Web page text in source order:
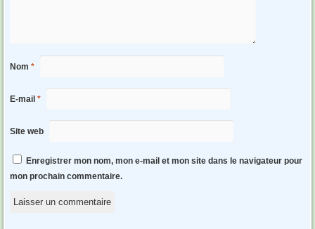
Nom *
E-mail *
Site web
Enregistrer mon nom, mon e-mail et mon site dans le navigateur pour
mon prochain commentaire.